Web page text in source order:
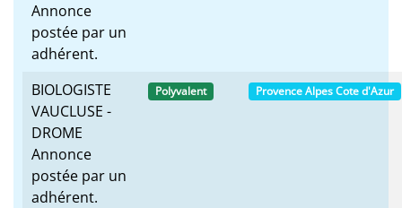
Annonce
postée par un
adhérent.
BIOLOGISTE
VAUCLUSE -
DROME
Annonce
postée par un
adhérent.
Polyvalent Provence Alpes Cote d'Azur